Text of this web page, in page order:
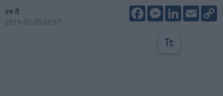
ve.lt
2019-05-05 09:57
FacebookMessenger
LinkedIn
Email